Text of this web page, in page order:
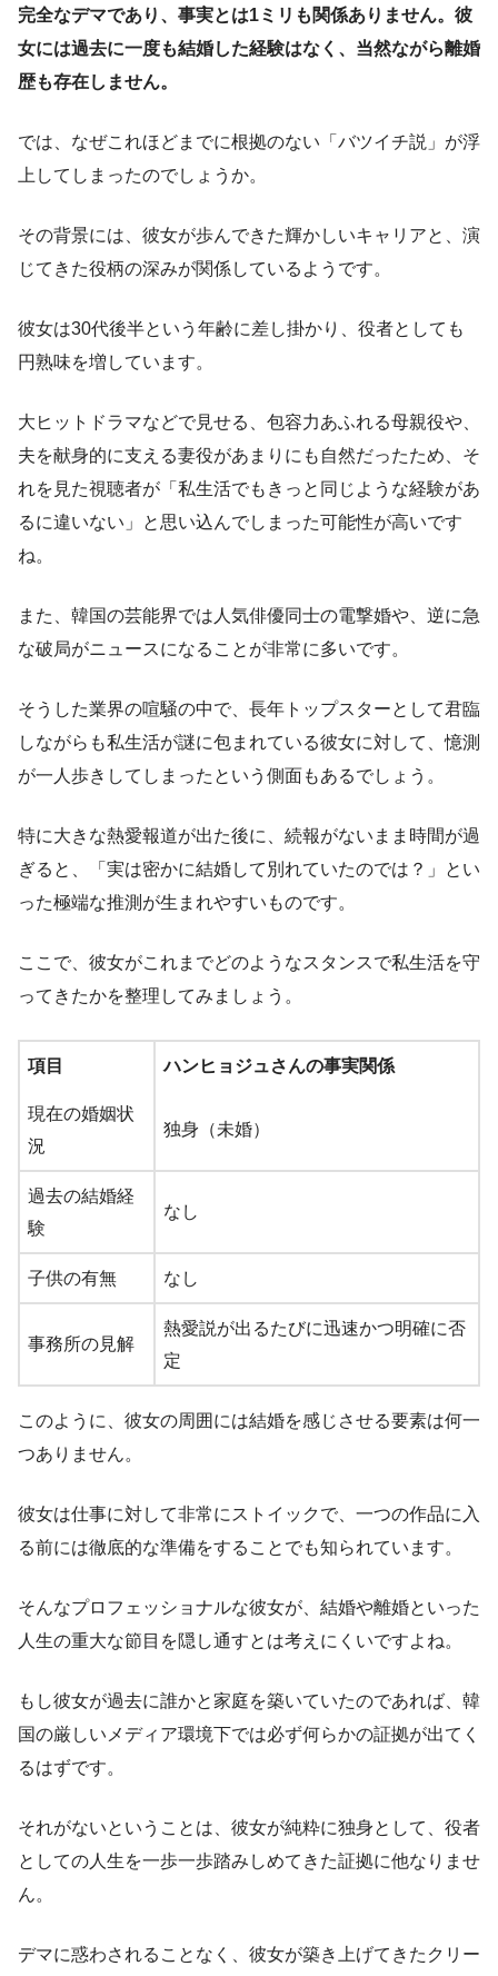
完全なデマであり、事実とは1ミリも関係ありません。彼
女には過去に一度も結婚した経験はなく、当然ながら離婚
歴も存在しません。
では、なぜこれほどまでに根拠のない「バツイチ説」が浮
上してしまったのでしょうか。
その背景には、彼女が歩んできた輝かしいキャリアと、演
じてきた役柄の深みが関係しているようです。
彼女は30代後半という年齢に差し掛かり、役者としても
円熟味を増しています。
大ヒットドラマなどで見せる、包容力あふれる母親役や、
夫を献身的に支える妻役があまりにも自然だったため、そ
れを見た視聴者が「私生活でもきっと同じような経験があ
るに違いない」と思い込んでしまった可能性が高いです
ね。
また、韓国の芸能界では人気俳優同士の電撃婚や、逆に急
な破局がニュースになることが非常に多いです。
そうした業界の喧騒の中で、長年トップスターとして君臨
しながらも私生活が謎に包まれている彼女に対して、憶測
が一人歩きしてしまったという側面もあるでしょう。
特に大きな熱愛報道が出た後に、続報がないまま時間が過
ぎると、「実は密かに結婚して別れていたのでは？」とい
った極端な推測が生まれやすいものです。
ここで、彼女がこれまでどのようなスタンスで私生活を守
ってきたかを整理してみましょう。
項目 ハンヒョジュさんの事実関係
現在の婚姻状
況
独身（未婚）
過去の結婚経
験
なし
子供の有無 なし
事務所の見解
熱愛説が出るたびに迅速かつ明確に否
定
このように、彼女の周囲には結婚を感じさせる要素は何一
つありません。
彼女は仕事に対して非常にストイックで、一つの作品に入
る前には徹底的な準備をすることでも知られています。
そんなプロフェッショナルな彼女が、結婚や離婚といった
人生の重大な節目を隠し通すとは考えにくいですよね。
もし彼女が過去に誰かと家庭を築いていたのであれば、韓
国の厳しいメディア環境下では必ず何らかの証拠が出てく
るはずです。
それがないということは、彼女が純粋に独身として、役者
としての人生を一歩一歩踏みしめてきた証拠に他なりませ
ん。
デマに惑わされることなく、彼女が築き上げてきたクリー